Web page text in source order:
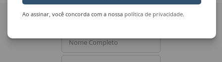
Ao assinar, você concorda com a nossa política de privacidade.
Quer receber novidades
do Leilão de Arte?
Nome Completo